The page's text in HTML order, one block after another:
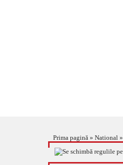
Prima pagină » National »